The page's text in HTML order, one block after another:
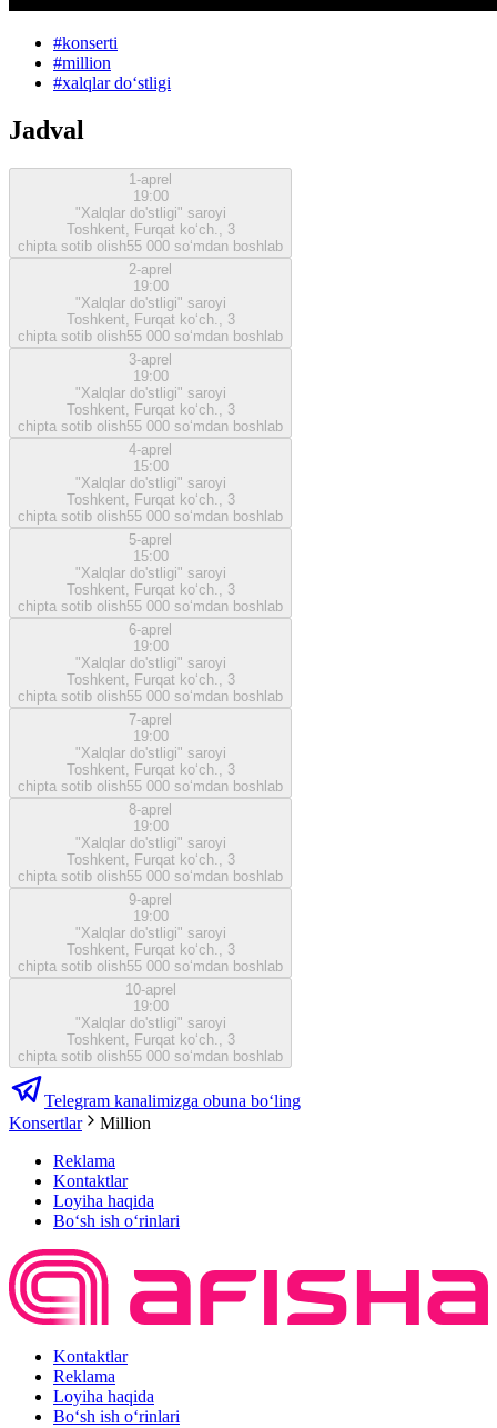
#konserti
#million
#xalqlar doʻstligi
Jadval
1-aprel
19:00
"Xalqlar do'stligi" saroyi
Toshkent, Furqat ko‘ch., 3
chipta sotib olish55 000 so‘mdan boshlab
2-aprel
19:00
"Xalqlar do'stligi" saroyi
Toshkent, Furqat ko‘ch., 3
chipta sotib olish55 000 so‘mdan boshlab
3-aprel
19:00
"Xalqlar do'stligi" saroyi
Toshkent, Furqat ko‘ch., 3
chipta sotib olish55 000 so‘mdan boshlab
4-aprel
15:00
"Xalqlar do'stligi" saroyi
Toshkent, Furqat ko‘ch., 3
chipta sotib olish55 000 so‘mdan boshlab
5-aprel
15:00
"Xalqlar do'stligi" saroyi
Toshkent, Furqat ko‘ch., 3
chipta sotib olish55 000 so‘mdan boshlab
6-aprel
19:00
"Xalqlar do'stligi" saroyi
Toshkent, Furqat ko‘ch., 3
chipta sotib olish55 000 so‘mdan boshlab
7-aprel
19:00
"Xalqlar do'stligi" saroyi
Toshkent, Furqat ko‘ch., 3
chipta sotib olish55 000 so‘mdan boshlab
8-aprel
19:00
"Xalqlar do'stligi" saroyi
Toshkent, Furqat ko‘ch., 3
chipta sotib olish55 000 so‘mdan boshlab
9-aprel
19:00
"Xalqlar do'stligi" saroyi
Toshkent, Furqat ko‘ch., 3
chipta sotib olish55 000 so‘mdan boshlab
10-aprel
19:00
"Xalqlar do'stligi" saroyi
Toshkent, Furqat ko‘ch., 3
chipta sotib olish55 000 so‘mdan boshlab
Telegram kanalimizga obuna bo‘ling
Konsertlar
Million
Reklama
Kontaktlar
Loyiha haqida
Bo‘sh ish o‘rinlari
Kontaktlar
Reklama
Loyiha haqida
Bo‘sh ish o‘rinlari